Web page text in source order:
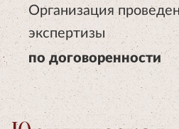
Организация
экспертизы
по договоренности